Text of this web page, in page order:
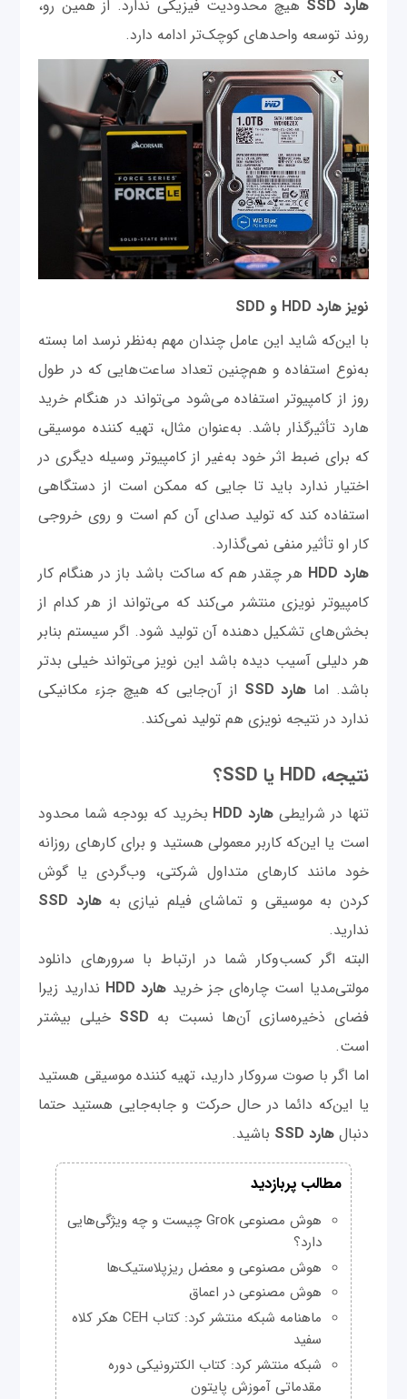
هارد SSD
هیچ محدودیت فیزیکی ندارد. از همین رو،
روند توسعه واحدهای کوچک‌تر ادامه دارد.
نویز هارد HDD و SDD
با این‌که شاید این عامل چندان مهم به‌نظر نرسد اما بسته
به‌نوع استفاده و هم‌چنین تعداد ساعت‌هایی که در طول
روز از کامپیوتر استفاده می‌شود می‌تواند در هنگام خرید
هارد تأثیرگذار باشد. به‌عنوان مثال، تهیه کننده موسیقی
که برای ضبط اثر خود به‌غیر از کامپیوتر وسیله دیگری در
اختیار ندارد باید تا جایی که ممکن است از دستگاهی
استفاده کند که تولید صدای آن کم است و روی خروجی
کار او تأثیر منفی نمی‌‌گذارد.
هارد HDD
هر چقدر هم که ساکت باشد باز در هنگام کار
کامپیوتر نویزی منتشر می‌کند که می‌تواند از هر کدام از
بخش‌های تشکیل دهنده آن تولید شود. اگر سیستم بنابر
هر دلیلی آسیب دیده باشد این نویز می‌تواند خیلی بدتر
باشد. اما هارد SSD
از آن‌جایی که هیچ جزء مکانیکی
ندارد در نتیجه نویزی هم تولید نمی‌کند.
نتیجه، HDD یا SSD؟
تنها در شرایطی هارد HDD
بخرید که بودجه شما محدود
است یا این‌که کاربر معمولی هستید و برای کارهای روزانه
خود مانند کارهای متداول شرکتی، وب‌گردی یا گوش
کردن به موسیقی و تماشای فیلم نیازی به‌هارد SSD
ندارید.
البته اگر کسب‌وکار شما در ارتباط با سرورهای دانلود
مولتی‌مدیا است چاره‌ای جز خرید هارد HDD
ندارید زیرا
فضای ذخیره‌سازی آن‌ها نسبت به SSD خیلی بیشتر
است.
اما اگر با صوت سروکار دارید، تهیه کننده موسیقی هستید
یا این‌که دائما در حال حرکت و جابه‌جایی هستید حتما
دنبالهارد SSD باشید.
مطالب پربازدید
هوش مصنوعی Grok چیست و چه ویژگی‌هایی
دارد؟
هوش مصنوعی و معضل ریزپلاستیک‌ها
هوش مصنوعی در اعماق
ماهنامه شبکه منتشر کرد: کتاب CEH هکر کلاه
سفید
شبکه منتشر کرد: کتاب الکترونیکی دوره
مقدماتی آموزش پایتون